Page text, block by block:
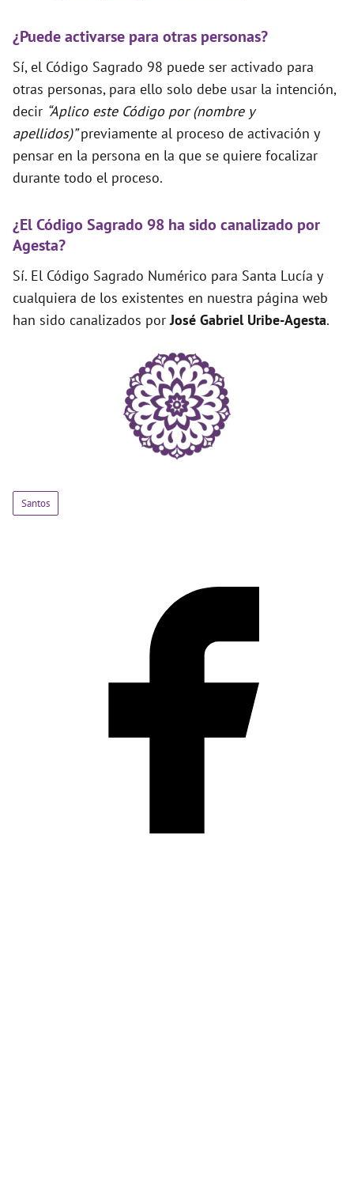
¿Puede activarse para otras personas?
Sí, el Código Sagrado 98 puede ser activado para
otras personas, para ello solo debe usar la intención,
decir “Aplico este Código por (nombre y
apellidos)”previamente al proceso de activación y
pensar en la persona en la que se quiere focalizar
durante todo el proceso.
¿El Código Sagrado 98 ha sido canalizado por
Agesta?
Sí. El Código Sagrado Numérico para Santa Lucía y
cualquiera de los existentes en nuestra página web
han sido canalizados porJosé Gabriel Uribe-Agesta.
Santos